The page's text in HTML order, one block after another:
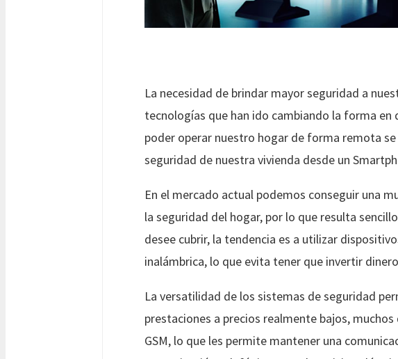
La necesidad de brindar mayor seguridad a
tecnologías que han ido cambiando la forma
poder operar nuestro hogar de forma remota
seguridad de nuestra vivienda desde un
En el mercado actual podemos conseguir una
la seguridad del hogar, por lo que resulta
desee cubrir, la tendencia es a utilizar
inalámbrica, lo que evita tener que invertir
La versatilidad de los sistemas de seguridad
prestaciones a precios realmente bajos,
GSM, lo que les permite mantener una